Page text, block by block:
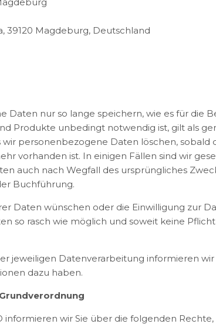
39120 Magdeburg, Deutschland
Daten nur so lange speichern, wie es für die
Produkte unbedingt notwendig ist, gilt als
wir personenbezogene Daten löschen, sobald
vorhanden ist. In einigen Fällen sind wir
auch nach Wegfall des ursprüngliches
Buchführung.
Daten wünschen oder die Einwilligung zur
so rasch wie möglich und soweit keine
jeweiligen Datenverarbeitung informieren wir
dazu haben.
informieren wir Sie über die folgenden